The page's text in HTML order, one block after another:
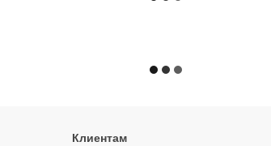
Клиентам